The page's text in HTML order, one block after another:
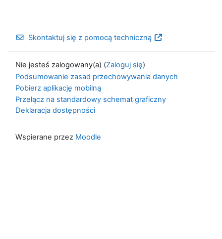
Skontaktuj się z pomocą techniczną
Nie jesteś zalogowany(a) (Zaloguj się)
Podsumowanie zasad przechowywania danych
Pobierz aplikację mobilną
Przełącz na standardowy schemat graficzny
Deklaracja dostępności
Wspierane przez Moodle